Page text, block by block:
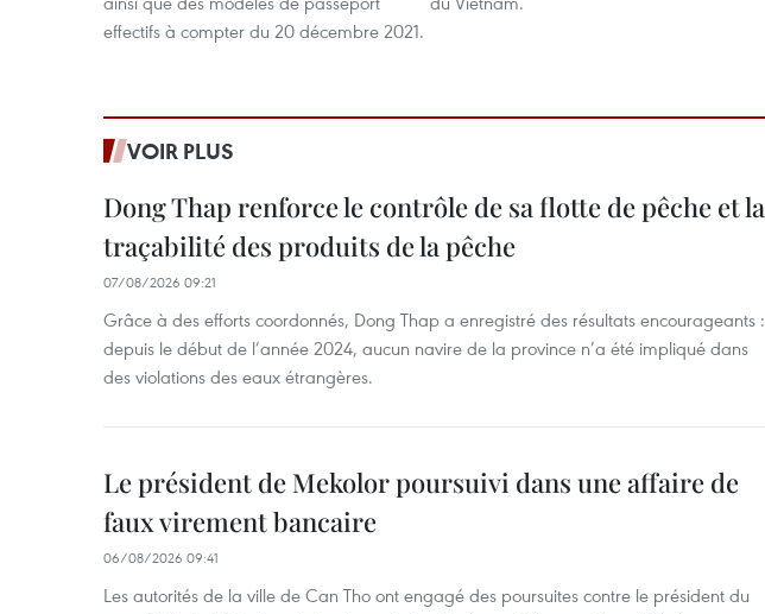
effectifs à compter du 20 décembre 2021.
VOIR PLUS
Dong Thap renforce le contrôle de sa flotte de pêche et la
traçabilité des produits de la pêche
07/08/2026 09:21
Grâce à des efforts coordonnés, Dong Thap a enregistré des résultats encourageants :
depuis le début de l’année 2024, aucun navire de la province n’a été impliqué dans
des violations des eaux étrangères.
Le président de Mekolor poursuivi dans une affaire de
faux virement bancaire
06/08/2026 09:41
Les autorités de la ville de Can Tho ont engagé des poursuites contre le président du